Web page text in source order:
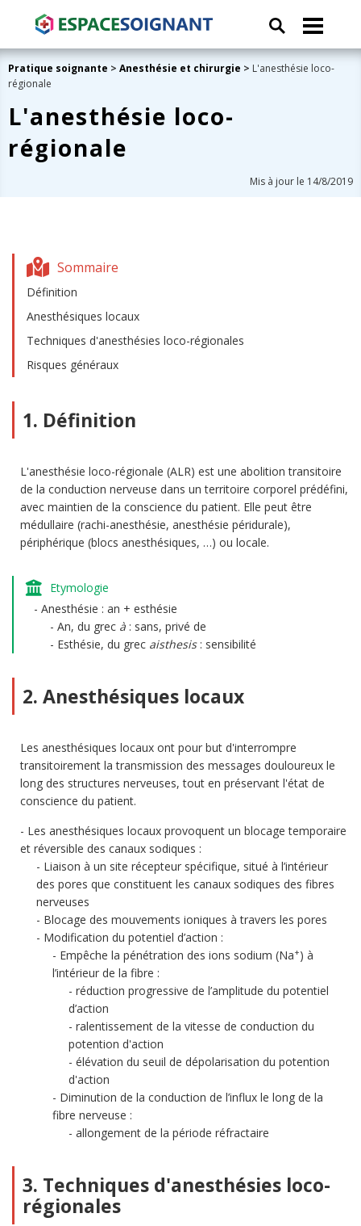
Pratique soignante > Anesthésie et chirurgie > L'anesthésie loco-
régionale
L'anesthésie loco-
régionale
Mis à jour le 14/8/2019
Sommaire
Définition
Anesthésiques locaux
Techniques d'anesthésies loco-régionales
Risques généraux
1. Définition
L'anesthésie loco-régionale (ALR) est une abolition transitoire
de la conduction nerveuse dans un territoire corporel prédéfini,
avec maintien de la conscience du patient. Elle peut être
médullaire (rachi-anesthésie, anesthésie péridurale),
périphérique (blocs anesthésiques, …) ou locale.
Etymologie
Anesthésie : an + esthésie
An, du grec à : sans, privé de
Esthésie, du grec aisthesis: sensibilité
2. Anesthésiques locaux
Les anesthésiques locaux ont pour but d'interrompre
transitoirement la transmission des messages douloureux le
long des structures nerveuses, tout en préservant l'état de
conscience du patient.
Les anesthésiques locaux provoquent un blocage temporaire
et réversible des canaux sodiques :
Liaison à un site récepteur spécifique, situé à l’intérieur
des pores que constituent les canaux sodiques des fibres
nerveuses
Blocage des mouvements ioniques à travers les pores
Modification du potentiel d’action :
Empêche la pénétration des ions sodium (Na+) à
l’intérieur de la fibre :
réduction progressive de l’amplitude du potentiel
d’action
ralentissement de la vitesse de conduction du
potention d'action
élévation du seuil de dépolarisation du potention
d'action
Diminution de la conduction de l’influx le long de la
fibre nerveuse :
allongement de la période réfractaire
3. Techniques d'anesthésies loco-
régionales